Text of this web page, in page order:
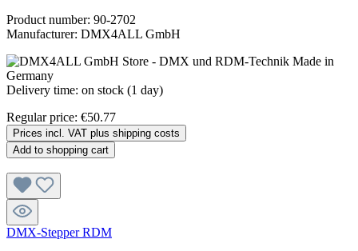
Product number: 90-2702
Manufacturer: DMX4ALL GmbH
Delivery time: on stock (1 day)
Regular price: €50.77
Prices incl. VAT plus shipping costs
Add to shopping cart
DMX-Stepper RDM